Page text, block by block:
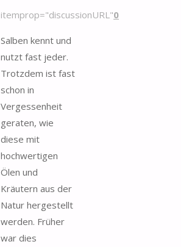
itemprop="discussionURL"0
Salben kennt und
nutzt fast jeder.
Trotzdem ist fast
schon in
Vergessenheit
geraten, wie
diese mit
hochwertigen
Ölen und
Kräutern aus der
Natur hergestellt
werden. Früher
war dies